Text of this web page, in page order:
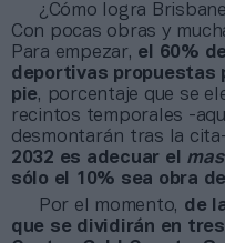
¿Cómo logra
Con pocas obras y
Para empezar, el 60%
deportivas propuestas
pie, porcentaje que se
recintos temporales -
desmontarán tras la
2032 es adecuar el
sólo el 10% sea obra
Por el momento, de
que se dividirán en